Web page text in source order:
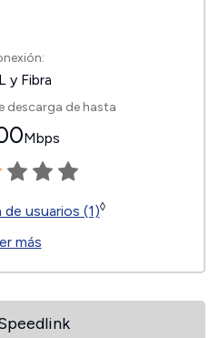
y Fibra
descarga de hasta
Mbps
usuarios (1)◊
más